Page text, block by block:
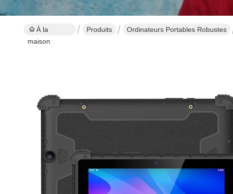
À la
maison
Produits Ordinateurs Portables Robustes